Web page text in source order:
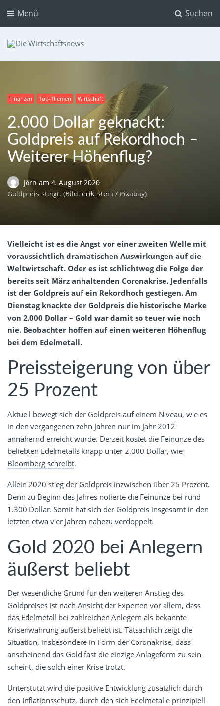
Suchen
Menü
Finanzen Top-Themen Wirtschaft
2.000 Dollar geknackt:
Goldpreis auf Rekordhoch –
Weiterer Höhenflug?
Jörnam 4. August 2020
Goldpreis steigt. (Bild:erik_stein / Pixabay)
Vielleicht ist es die Angst vor einer zweiten Welle mit
voraussichtlich dramatischen Auswirkungen auf die
Weltwirtschaft. Oder es ist schlichtweg die Folge der
bereits seit März anhaltenden Coronakrise. Jedenfalls
ist der Goldpreis auf ein Rekordhoch gestiegen. Am
Dienstag knackte der Goldpreis die historische Marke
von 2.000 Dollar – Gold war damit so teuer wie noch
nie. Beobachter hoffen auf einen weiteren Höhenflug
bei dem Edelmetall.
Preissteigerung von über
25 Prozent
Aktuell bewegt sich der Goldpreis auf einem Niveau, wie es
in den vergangenen zehn Jahren nur im Jahr 2012
annähernd erreicht wurde. Derzeit kostet die Feinunze des
beliebten Edelmetalls knapp unter 2.000 Dollar, wie
Bloomberg schreibt.
Allein 2020 stieg der Goldpreis inzwischen über 25 Prozent.
Denn zu Beginn des Jahres notierte die Feinunze bei rund
1.300 Dollar. Somit hat sich der Goldpreis insgesamt in den
letzten etwa vier Jahren nahezu verdoppelt.
Gold 2020 bei Anlegern
äußerst beliebt
Der wesentliche Grund für den weiteren Anstieg des
Goldpreises ist nach Ansicht der Experten vor allem, dass
das Edelmetall bei zahlreichen Anlegern als bekannte
Krisenwährung äußerst beliebt ist. Tatsächlich zeigt die
Situation, insbesondere in Form der Coronakrise, dass
anscheinend das Gold fast die einzige Anlageform zu sein
scheint, die solch einer Krise trotzt.
Unterstützt wird die positive Entwicklung zusätzlich durch
den Inflationsschutz, durch den sich Edelmetalle prinzipiell